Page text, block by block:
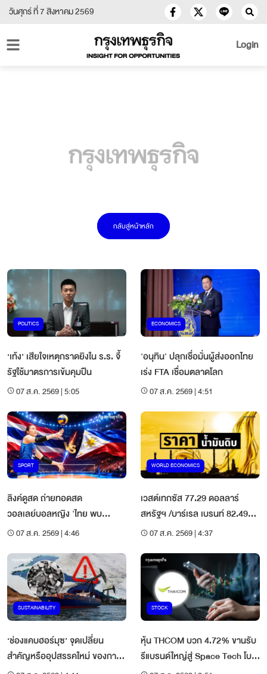
วันศุกร์ ที่ 7 สิงหาคม 2569
Login
กลับสู่หน้าหลัก
POLITICS
‘เท้ง’ เสียใจเหตุกราดยิงใน ร.ร. จี้
รัฐใช้มาตรการเข้มคุมปืน
07 ส.ค. 2569 | 5:05
ECONOMICS
'อนุทิน' ปลุกเชื่อมั่นผู้ส่งออกไทย
เร่ง FTA เชื่อมตลาดโลก
07 ส.ค. 2569 | 4:51
SPORT
ลิงค์ดูสด ถ่ายทอดสด
วอลเลย์บอลหญิง 'ไทย พบ
ฟิลิปปินส์' SEA V Cup 2026
07 ส.ค. 2569 | 4:46
WORLD ECONOMICS
เวสต์เทกซัส 77.29 ดอลลาร์
สหรัฐฯ /บาร์เรล เบรนท์ 82.49
ดอลลาร์สหรัฐฯ /บาร์เรล
07 ส.ค. 2569 | 4:37
SUSTAINABILITY
‘ช่องแคบฮอร์มุซ’ จุดเปลี่ยน
สำคัญหรืออุปสรรคใหม่ ของการ
STOCK
หุ้น THCOM บวก 4.72% ขานรับ
รีแบรนด์ใหญ่สู่ Space Tech โบ